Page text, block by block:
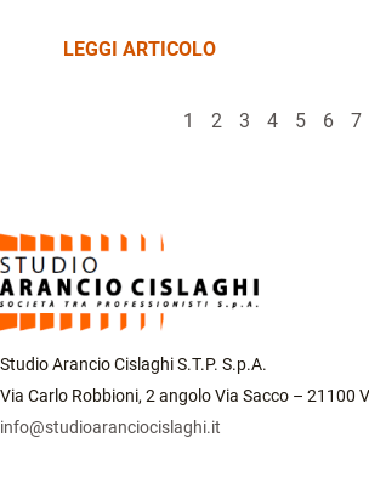
LEGGI ARTICOLO
1 2 3 4 5 6 7
Studio Arancio Cislaghi S.T.P. S.p.A.
Via Carlo Robbioni, 2 angolo Via Sacco – 21100
info@studioaranciocislaghi.it